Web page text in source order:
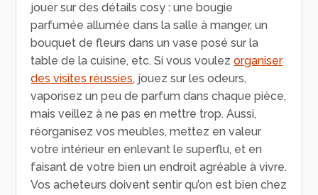
jouer sur des détails cosy : une bougie
parfumée allumée dans la salle à manger, un
bouquet de fleurs dans un vase posé sur la
table de la cuisine, etc. Si vous voulezorganiser
des visites réussies, jouez sur les odeurs,
vaporisez un peu de parfum dans chaque pièce,
mais veillez à ne pas en mettre trop. Aussi,
réorganisez vos meubles, mettez en valeur
votre intérieur en enlevant le superflu, et en
faisant de votre bien un endroit agréable à vivre.
Vos acheteurs doivent sentir qu’on est bien chez